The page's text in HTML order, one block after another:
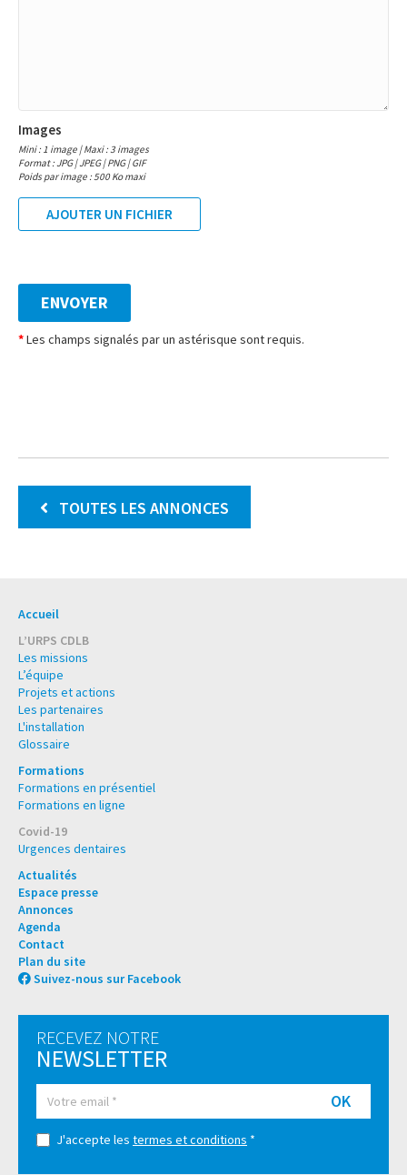
Images
Mini : 1 image | Maxi : 3 images
Format : JPG | JPEG | PNG | GIF
Poids par image : 500 Ko maxi
AJOUTER UN FICHIER
*Les champs signalés par un astérisque sont requis.
TOUTES LES ANNONCES
Accueil
L’URPS CDLB
Les missions
L’équipe
Projets et actions
Les partenaires
L'installation
Glossaire
Formations
Formations en présentiel
Formations en ligne
Covid-19
Urgences dentaires
Actualités
Espace presse
Annonces
Agenda
Contact
Plan du site
Suivez-nous sur Facebook
RECEVEZ NOTRE
NEWSLETTER
OK
J'accepte les termes et conditions *